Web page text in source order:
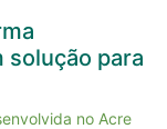
solução para
no Acre